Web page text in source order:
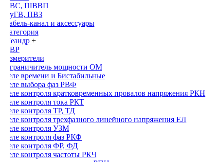
ПВС, ШВВП
ПуГВ, ПВ3
Кабель-канал и аксессуары
Категория
Меандр +
АВР
Измерители
Ограничитель мощности ОМ
Реле времени и Бистабильные
Реле выбора фаз РВФ
Реле контроля кратковременных провалов напряжения РКН
Реле контроля тока РКТ
Реле контроля ТР, ТД
Реле контроля трехфазного линейного напряжения ЕЛ
Реле контроля УЗМ
Реле контроля фаз РКФ
Реле контроля ФР, ФД
Реле контроля частоты РКЧ